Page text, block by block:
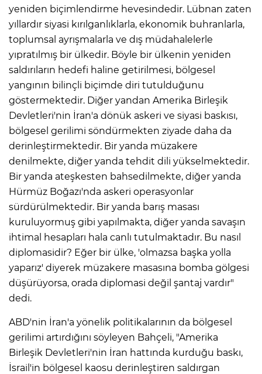
yeniden biçimlendirme hevesindedir. Lübnan zaten
yıllardır siyasi kırılganlıklarla, ekonomik buhranlarla,
toplumsal ayrışmalarla ve dış müdahalelerle
yıpratılmış bir ülkedir. Böyle bir ülkenin yeniden
saldırıların hedefi haline getirilmesi, bölgesel
yangının bilinçli biçimde diri tutulduğunu
göstermektedir. Diğer yandan Amerika Birleşik
Devletleri'nin İran'a dönük askeri ve siyasi baskısı,
bölgesel gerilimi söndürmekten ziyade daha da
derinleştirmektedir. Bir yanda müzakere
denilmekte, diğer yanda tehdit dili yükselmektedir.
Bir yanda ateşkesten bahsedilmekte, diğer yanda
Hürmüz Boğazı'nda askeri operasyonlar
sürdürülmektedir. Bir yanda barış masası
kuruluyormuş gibi yapılmakta, diğer yanda savaşın
ihtimal hesapları hala canlı tutulmaktadır. Bu nasıl
diplomasidir? Eğer bir ülke, 'olmazsa başka yolla
yaparız' diyerek müzakere masasına bomba gölgesi
düşürüyorsa, orada diplomasi değil şantaj vardır"
dedi.
ABD'nin İran'a yönelik politikalarının da bölgesel
gerilimi artırdığını söyleyen Bahçeli, "Amerika
Birleşik Devletleri'nin İran hattında kurduğu baskı,
İsrail'in bölgesel kaosu derinleştiren saldırgan